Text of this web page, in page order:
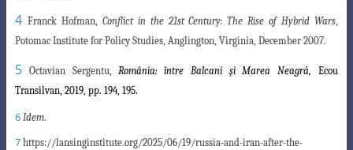
4 Franck Hofman, Conflict in the 21st Century: The Rise of Hybrid Wars
Potomac Institute for Policy Studies, Anglington, Virginia, December 2007.
5Octavian Sergentu, România: între Balcani şi Marea Neagră,Ecou
Transilvan, 2019, pp. 194, 195.
6 Idem.
7https://lansinginstitute.org/2025/06/19/russia-and-iran-after-the-